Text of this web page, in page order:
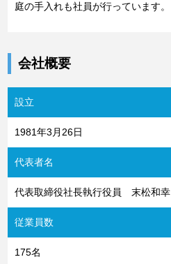
庭の手入れも社員が行っています。
会社概要
設立
1981年3月26日
代表者名
代表取締役社長執行役員 末松和幸
従業員数
175名